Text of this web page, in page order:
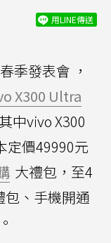
用LINE傳送
季發表會 ，
X300 Ultra
中vivo X300
定價49990元
大禮包，至4
包、手機開通